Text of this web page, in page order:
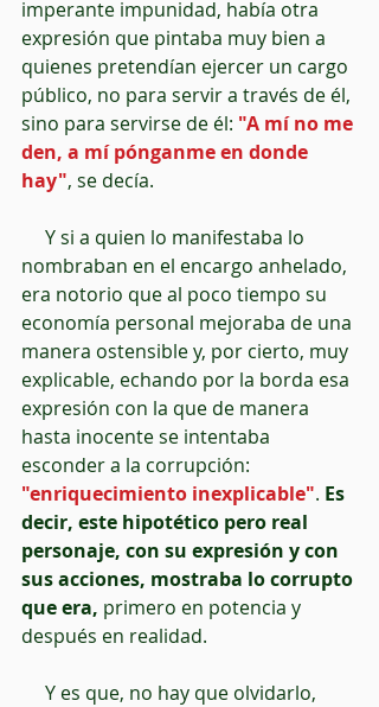
imperante impunidad, había otra
expresión que pintaba muy bien a
quienes pretendían ejercer un cargo
público, no para servir a través de él,
sino para servirse de él: "A mí no me
den, a mí pónganme en donde
hay", se decía.
nombraban en el encargo anhelado,
era notorio que al poco tiempo su
economía personal mejoraba de una
manera ostensible y, por cierto, muy
explicable, echando por la borda esa
expresión con la que de manera
hasta inocente se intentaba
esconder a la corrupción:
"enriquecimiento inexplicable". Es
decir, este hipotético pero real
personaje, con su expresión y con
sus acciones, mostraba lo corrupto
que era, primero en potencia y
después en realidad.